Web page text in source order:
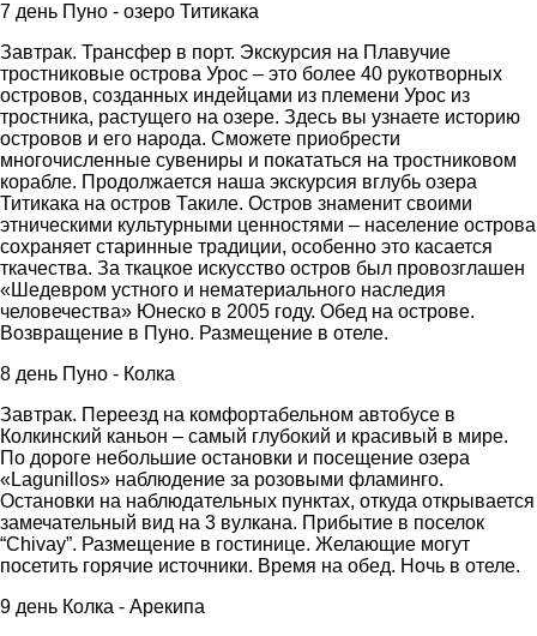
7 день Пуно - озеро Титикака
Завтрак. Трансфер в порт. Экскурсия на Плавучие
тростниковые острова Урос – это более 40 рукотворных
островов, созданных индейцами из племени Урос из
тростника, растущего на озере. Здесь вы узнаете историю
островов и его народа. Сможете приобрести
многочисленные сувениры и покататься на тростниковом
корабле. Продолжается наша экскурсия вглубь озера
Титикака на остров Такиле. Остров знаменит своими
этническими культурными ценностями – население острова
сохраняет старинные традиции, особенно это касается
ткачества. За ткацкое искусство остров был провозглашен
«Шедевром устного и нематериального наследия
человечества» Юнеско в 2005 году. Обед на острове.
Возвращение в Пуно. Размещение в отеле.
8 день Пуно - Колка
Завтрак. Переезд на комфортабельном автобусе в
Колкинский каньон – самый глубокий и красивый в мире.
По дороге небольшие остановки и посещение озера
«Lagunillos» наблюдение за розовыми фламинго.
Остановки на наблюдательных пунктах, откуда открывается
замечательный вид на 3 вулкана. Прибытие в поселок
“Chivay”. Размещение в гостинице. Желающие могут
посетить горячие источники. Время на обед. Ночь в отеле.
9 день Колка - Арекипа